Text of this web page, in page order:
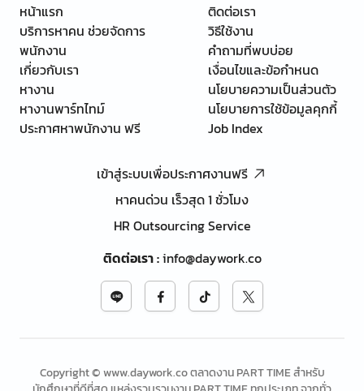
หน้าแรก
บริการหาคน ช่วยจัดการ
พนักงาน
เกี่ยวกับเรา
หางาน
หางานพาร์ทไทม์
ประกาศหาพนักงาน ฟรี
ติดต่อเรา
วิธีใช้งาน
คำถามที่พบบ่อย
เงื่อนไขและข้อกำหนด
นโยบายความเป็นส่วนตัว
นโยบายการใช้ข้อมูลคุกกี้
Job Index
เข้าสู่ระบบเพื่อประกาศงานฟรี
หาคนด่วน เร็วสุด 1 ชั่วโมง
HR Outsourcing Service
ติดต่อเรา:info@daywork.co
Copyright © www.daywork.co ตลาดงาน PART TIME สำหรับ